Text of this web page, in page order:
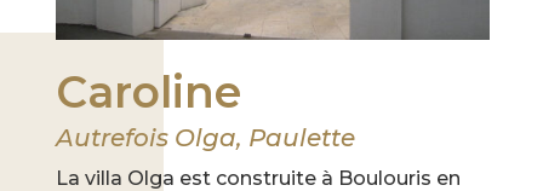
Caroline
Autrefois Olga, Paulette
La villa Olga est construite à Boulouris en